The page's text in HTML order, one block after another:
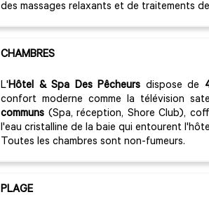
des massages relaxants et de traitements
CHAMBRES
L'Hôtel & Spa Des Pêcheurs dispose de
confort moderne comme la télévision
communs (Spa, réception, Shore Club),
l'eau cristalline de la baie qui entourent
Toutes les chambres sont non-fumeurs.
PLAGE